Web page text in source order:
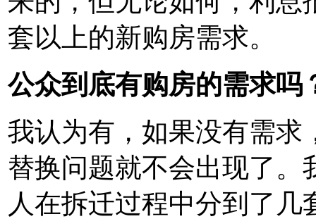
套以上的新购房需求。
公众到底有购房的需求吗
我认为有，如果没有需求
替换问题就不会出现了。
人在拆迁过程中分到了